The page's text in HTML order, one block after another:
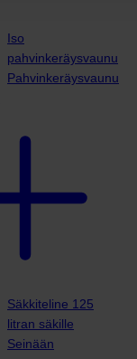
Iso
pahvinkeräysvaunu
Pahvinkeräysvaunu
Säkkiteline 125
litran säkille
Seinään